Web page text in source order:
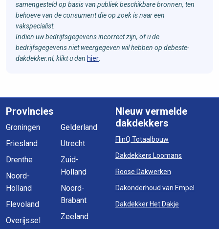
samengesteld op basis van publiek beschikbare bronnen, ten
behoeve van de consument die op zoek is naar een
vakspecialist.
Indien uw bedrijfsgegevens incorrect zijn, of u de
bedrijfsgegevens niet weergegeven wil hebben op debeste-
dakdekker.nl, klikt u dan hier
Provincies
Groningen
Friesland
Drenthe
Noord-
Holland
Flevoland
Overijssel
Gelderland
Utrecht
Zuid-
Holland
Noord-
Brabant
Zeeland
Nieuw vermelde
dakdekkers
FlinQ Totaalbouw
Dakdekkers Loomans
Roose Dakwerken
Dakonderhoud van Empel
Dakdekker Het Dakje